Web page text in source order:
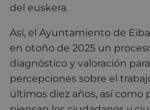
del euskera.
Así, el Ayuntamiento de
en otoño de 2025 un
diagnóstico y valoración
percepciones sobre el
últimos diez años, así como